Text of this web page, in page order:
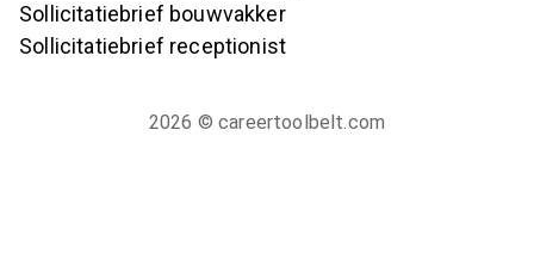
Sollicitatiebrief bouwvakker
Sollicitatiebrief receptionist
2026 © careertoolbelt.com